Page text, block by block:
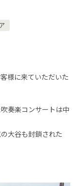
様に来ていただいた
奏楽コンサートは中
大谷も封鎖された